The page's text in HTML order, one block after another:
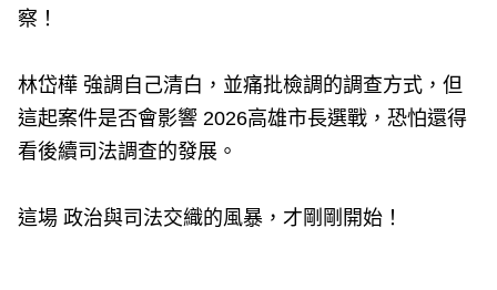
察！
林岱樺 強調自己清白，並痛批檢調的調查方式，但
這起案件是否會影響 2026高雄市長選戰，恐怕還得
看後續司法調查的發展。
這場 政治與司法交織的風暴，才剛剛開始！